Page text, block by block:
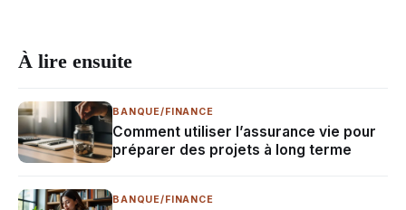
À lire ensuite
BANQUE/FINANCE
Comment utiliser l’assurance vie pour
préparer des projets à long terme
BANQUE/FINANCE